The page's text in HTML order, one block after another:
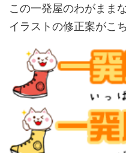
この一発屋のわがまま
イラストの修正案がこち